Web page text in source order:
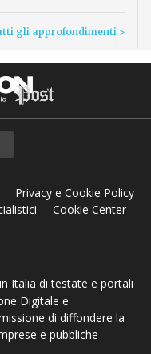
gli approfondimenti >
Privacy e Cookie Policy
Cookie Center
Italia di testate e portali
Digitale e
di diffondere la
e pubbliche